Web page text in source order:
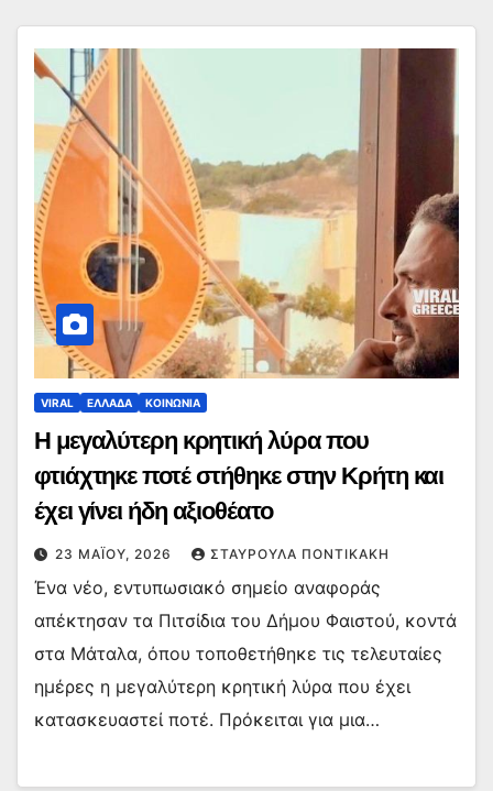
VIRAL ΕΛΛΑΔΑ ΚΟΙΝΩΝΙΑ
Η μεγαλύτερη κρητική λύρα που
φτιάχτηκε ποτέ στήθηκε στην Κρήτη και
έχει γίνει ήδη αξιοθέατο
23 ΜΑΪ́ΟΥ, 2026 ΣΤΑΥΡΟΎΛΑ ΠΟΝΤΙΚΆΚΗ
Ένα νέο, εντυπωσιακό σημείο αναφοράς
απέκτησαν τα Πιτσίδια του Δήμου Φαιστού, κοντά
στα Μάταλα, όπου τοποθετήθηκε τις τελευταίες
ημέρες η μεγαλύτερη κρητική λύρα που έχει
κατασκευαστεί ποτέ. Πρόκειται για μια…